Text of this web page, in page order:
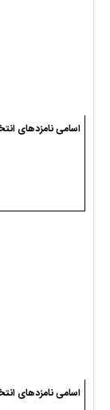
اسامی نامزدهای
اسامی نامزدهای